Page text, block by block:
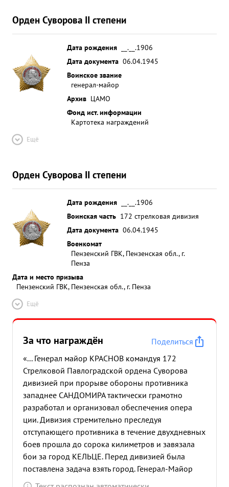
Орден Суворова II степени
Дата рождения
__.__.1906
Дата документа 06.04.1945
Воинское звание
генерал-майор
Архив ЦАМО
Фонд ист. информации
Картотека награждений
Ещё
Орден Суворова II степени
Дата рождения
__.__.1906
Воинская часть 172 стрелковая дивизия
Дата документа 06.04.1945
Военкомат
Пензенский ГВК, Пензенская обл., г.
Пенза
Дата и место призыва
Пензенский ГВК, Пензенская обл., г. Пенза
Ещё
За что награждён
Поделиться
«... Генерал майор КРАСНОВ командуя 172
Стрелковой Павлоградской ордена Суворова
дивизией при прорыве обороны противника
западнее САНДОМИРА тактически грамотно
разработал и организовал обеспечения опера
ции. Дивизия стремительно преследуя
отступающего противника в течение двухдневных
боев прошла до сорока килиметров и завязала
бои за город КЕЛЬЦЕ. Перед дивизией была
поставлена задача взять город. Генерал-Майор
КРАСНОВ вселяя уверенность и волю к победе